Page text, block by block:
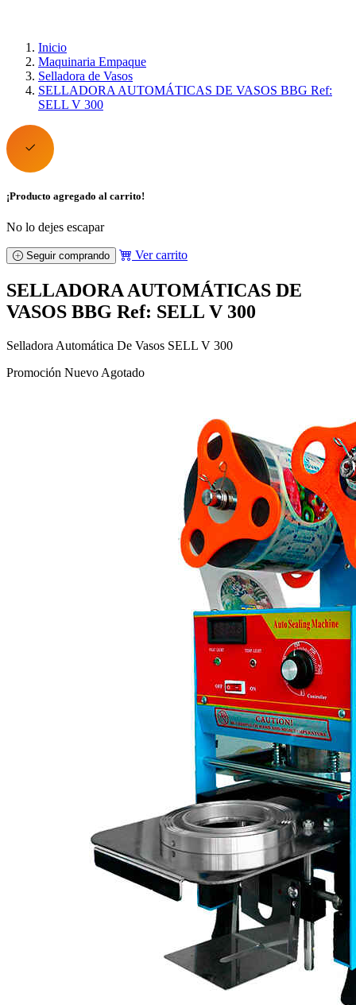
Inicio
Maquinaria Empaque
Selladora de Vasos
SELLADORA AUTOMÁTICAS DE VASOS BBG Ref:
SELL V 300
¡Producto agregado al carrito!
No lo dejes escapar
Seguir comprando Ver carrito
SELLADORA AUTOMÁTICAS DE
VASOS BBG Ref: SELL V 300
Selladora Automática De Vasos SELL V 300
Promoción Nuevo Agotado